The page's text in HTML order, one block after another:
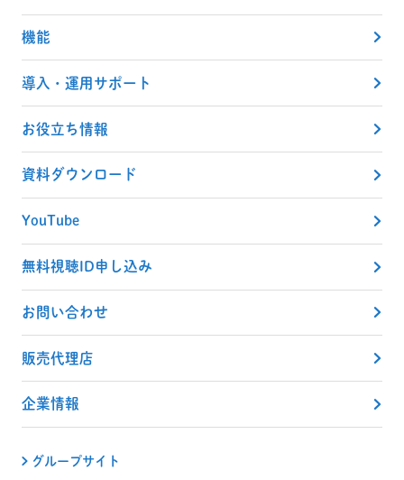
機能
導入・運用サポート
お役立ち情報
資料ダウンロード
YouTube
無料視聴ID申し込み
お問い合わせ
販売代理店
企業情報
グループサイト